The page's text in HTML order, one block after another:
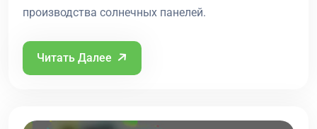
производства солнечных панелей.
Читать Далее